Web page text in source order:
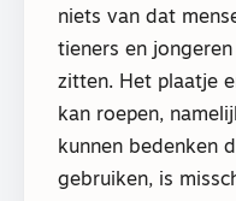
niets van dat
tieners en
zitten. Het plaatje
kan roepen,
kunnen bedenken
gebruiken, is